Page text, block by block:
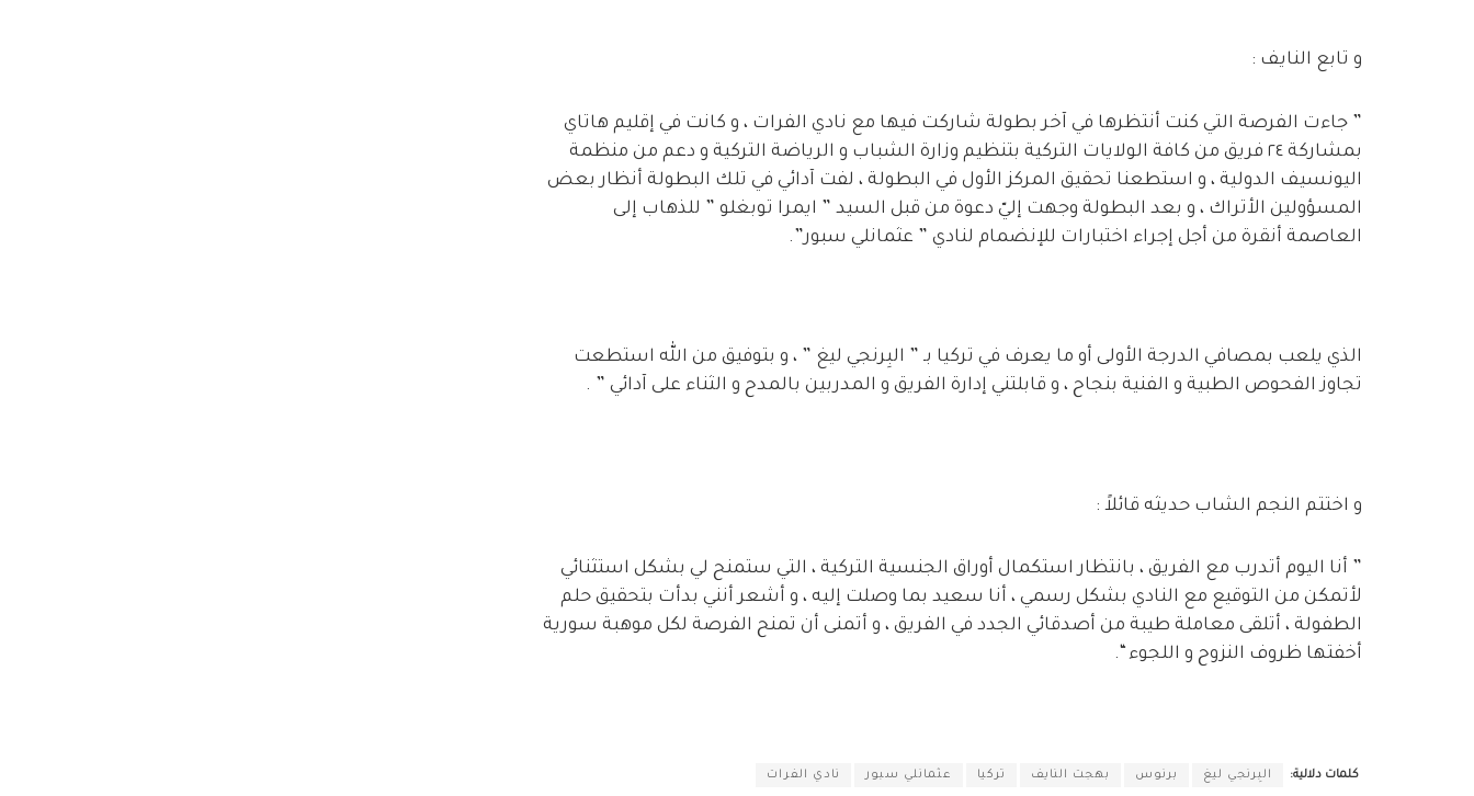
و تابع النايف :
” جاءت الفرصة التي كنت أنتظرها في آخر بطولة شاركت فيها مع نادي الفرات ، و كانت في إقليم هاتاي
بمشاركة ٢٤ فريق من كافة الولايات التركية بتنظيم وزارة الشباب و الرياضة التركية و دعم من منظمة
اليونسيف الدولية ، و استطعنا تحقيق المركز الأول في البطولة ، لفت آدائي في تلك البطولة أنظار بعض
المسؤولين الأتراك ، و بعد البطولة وجهت إليّ دعوة من قبل السيد ” ايمرا توبغلو ” للذهاب إلى
العاصمة أنقرة من أجل إجراء اختبارات للإنضمام لنادي ” عثمانلي سبور”.
الذي يلعب بمصافي الدرجة الأولى أو ما يعرف في تركيا بـ ” البِرنجي ليغ ” ، و بتوفيق من الله استطعت
تجاوز الفحوص الطبية و الفنية بنجاح ، و قابلتني إدارة الفريق و المدربين بالمدح و الثناء على آدائي ” .
و اختتم النجم الشاب حديثه قائلاً :
” أنا اليوم أتدرب مع الفريق ، بانتظار استكمال أوراق الجنسية التركية ، التي ستمنح لي بشكل استثنائي
لأتمكن من التوقيع مع النادي بشكل رسمي ، أنا سعيد بما وصلت إليه ، و أشعر أنني بدأت بتحقيق حلم
الطفولة ، أتلقى معاملة طيبة من أصدقائي الجدد في الفريق ، و أتمنى أن تمنح الفرصة لكل موهبة سورية
أخفتها ظروف النزوح و اللجوء “.
كلمات دلالية: البِرنجي ليغ برنوس بهجت النايف تركيا عثمانلي سبور نادي الفرات